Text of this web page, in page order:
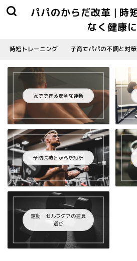
パパのからだ改革 | 時
なく健康に
時短トレーニング 子育てパパの不調と対策
家でできる安全な運動
予防医療とからだ設計
運動・セルフケアの道具
選び